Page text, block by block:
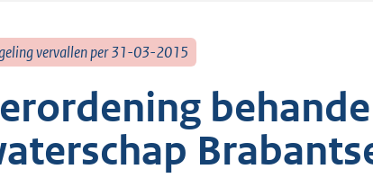
vervallen per 31-03-2015